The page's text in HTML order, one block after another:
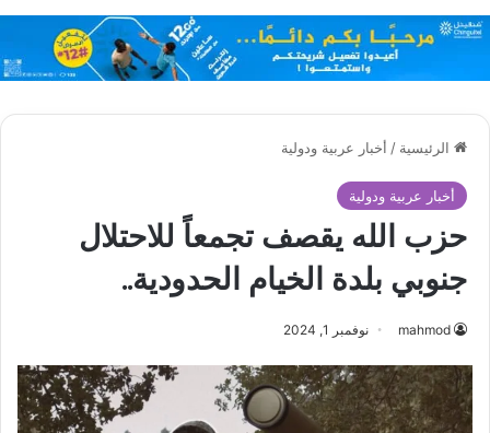
الرئيسية / أخبار عربية ودولية
أخبار عربية ودولية
حزب الله يقصف تجمعاً للاحتلال
جنوبي بلدة الخيام الحدودية..
mahmod نوفمبر 1, 2024